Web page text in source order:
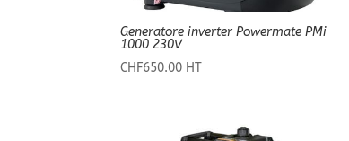
Generatore inverter Powermate PMi
1000 230V
CHF650.00 HT